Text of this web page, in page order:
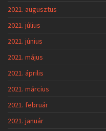
2021. augusztus
2021. július
2021. június
2021. május
2021. április
2021. március
2021. február
2021. január